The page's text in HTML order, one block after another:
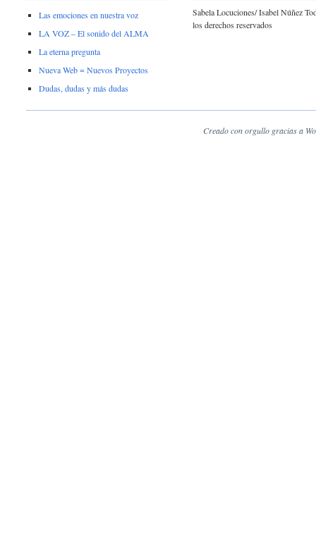
Las emociones en nuestra voz
LA VOZ – El sonido del ALMA
La eterna pregunta
Nueva Web = Nuevos Proyectos
Dudas, dudas y más dudas
Sabela Locuciones/ Isabel Núñez
los derechos reservados
Creado con orgullo gracias a